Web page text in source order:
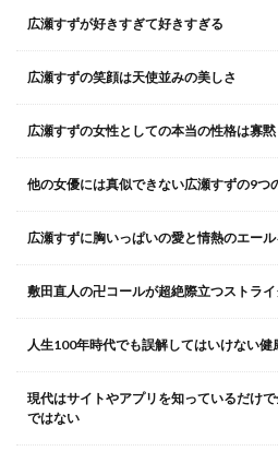
広瀬すずが好きすぎて好きすぎる
広瀬すずの笑顔は天使並みの美しさ
広瀬すずの女性としての本当の性格は寡黙
他の女優には真似できない広瀬すずの9つ
広瀬すずに胸いっぱいの愛と情熱のエー
敷田直人の卍コールが超絶際立つストライ
人生100年時代でも誤解してはいけない健
現代はサイトやアプリを知っているだけ
ではない